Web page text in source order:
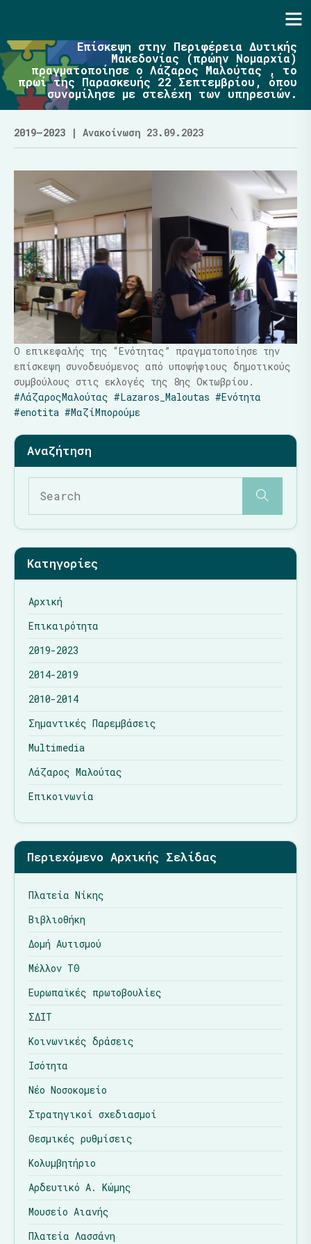
Επίσκεψη στην Περιφέρεια Δυτικής
Μακεδονίας (πρώην Νομαρχία)
πραγματοποίησε ο Λάζαρος Μαλούτας , το
πρωί της Παρασκευής 22 Σεπτεμβρίου, όπου
συνομίλησε με στελέχη των υπηρεσιών.
2019–2023 | Ανακοίνωση 23.09.2023
Ο επικεφαλής της “Ενότητας” πραγματοποίησε την
επίσκεψη συνοδευόμενος από υποψήφιους δημοτικούς
συμβούλους στις εκλογές της 8ης Οκτωβρίου.
#ΛάζαροςΜαλούτας #Lazaros_Maloutas #Ενότητα
#enotita #ΜαζίΜπορούμε
Κατηγορίες
Αρχική
Επικαιρότητα
2019-2023
2014-2019
2010-2014
Σημαντικές Παρεμβάσεις
Multimedia
Λάζαρος Μαλούτας
Επικοινωνία
Περιεχόμενο Αρχικής Σελίδας
Πλατεία Νίκης
Βιβλιοθήκη
Δομή Αυτισμού
Μέλλον ΤΘ
Ευρωπαϊκές πρωτοβουλίες
ΣΔΙΤ
Κοινωνικές δράσεις
Ισότητα
Νέο Νοσοκομείο
Στρατηγικοί σχεδιασμοί
Θεσμικές ρυθμίσεις
Κολυμβητήριο
Αρδευτικό Α. Κώμης
Μουσείο Αιανής
Πλατεία Λασσάνη